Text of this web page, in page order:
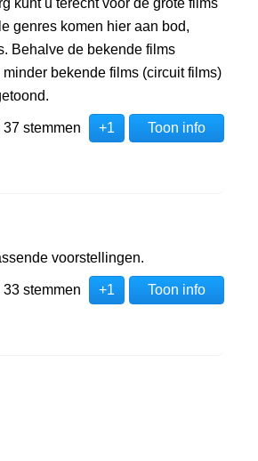
genres komen hier aan bod,
Behalve de bekende films
bekende films (circuit films)
37 stemmen +1 Toon info
voorstellingen.
33 stemmen +1 Toon info